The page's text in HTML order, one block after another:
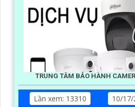
TRUNG TÂM BẢO HÀNH
Lần xem: 13310
10/17/